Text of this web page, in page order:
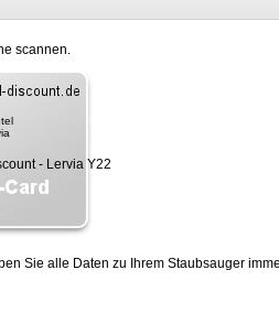
scannen.
Sie alle Daten zu Ihrem Staubsauger